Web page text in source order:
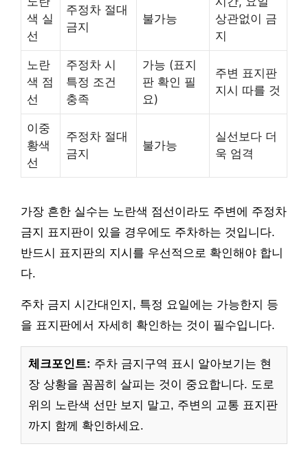
색 실
선
주정차 절대
금지
불가능
상관없이 금
지
노란
색 점
선
주정차 시
특정 조건
충족
가능 (표지
판 확인 필
요)
주변 표지판
지시 따를 것
이중
황색
선
주정차 절대
금지
불가능
실선보다 더
욱 엄격
가장 흔한 실수는 노란색 점선이라도 주변에 주정차
금지 표지판이 있을 경우에도 주차하는 것입니다.
반드시 표지판의 지시를 우선적으로 확인해야 합니
다.
주차 금지 시간대인지, 특정 요일에는 가능한지 등
을 표지판에서 자세히 확인하는 것이 필수입니다.
체크포인트: 주차 금지구역 표시 알아보기는 현
장 상황을 꼼꼼히 살피는 것이 중요합니다. 도로
위의 노란색 선만 보지 말고, 주변의 교통 표지판
까지 함께 확인하세요.